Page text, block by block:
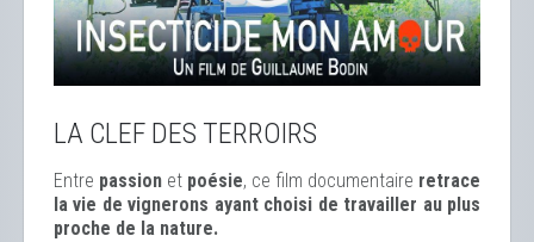
LA CLEF DES TERROIRS
Entre passion et poésie, ce film documentaire retrace
la vie de vignerons ayant choisi de travailler au plus
proche de la nature.